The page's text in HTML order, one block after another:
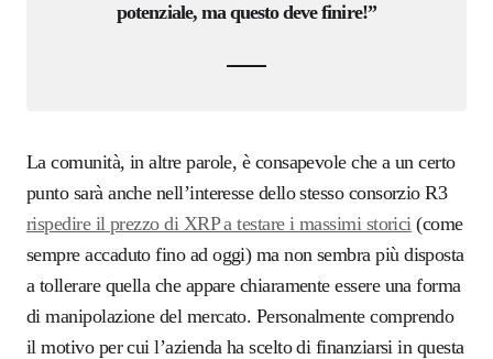
potenziale, ma questo deve finire!”
La comunità, in altre parole, è consapevole che a un certo
punto sarà anche nell’interesse dello stesso consorzio R3
rispedire il prezzo di XRP a testare i massimi storici(come
sempre accaduto fino ad oggi) ma non sembra più disposta
a tollerare quella che appare chiaramente essere una forma
di manipolazione del mercato. Personalmente comprendo
il motivo per cui l’azienda ha scelto di finanziarsi in questa